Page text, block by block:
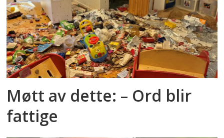
Møtt av dette: – Ord blir
fattige